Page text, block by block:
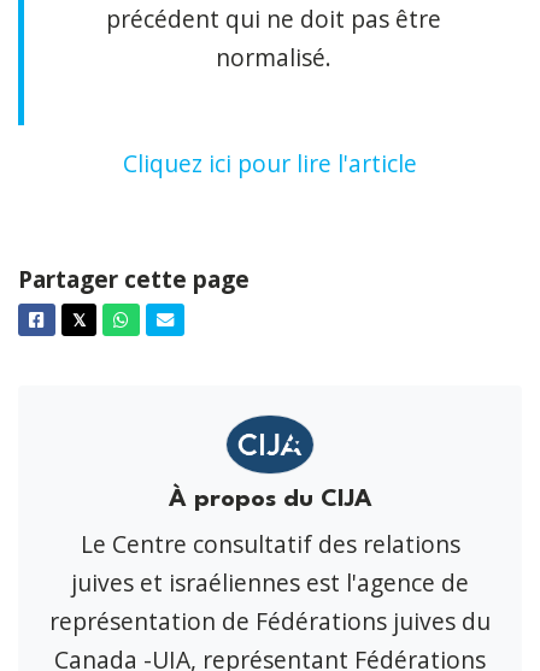
précédent qui ne doit pas être
normalisé.
Cliquez ici pour lire l'article
Partager cette page
Facebook
𝕏TwitterWhatsappCourriel
À propos du CIJA
Le Centre consultatif des relations
juives et israéliennes est l'agence de
représentation de Fédérations juives du
Canada -UIA, représentant Fédérations